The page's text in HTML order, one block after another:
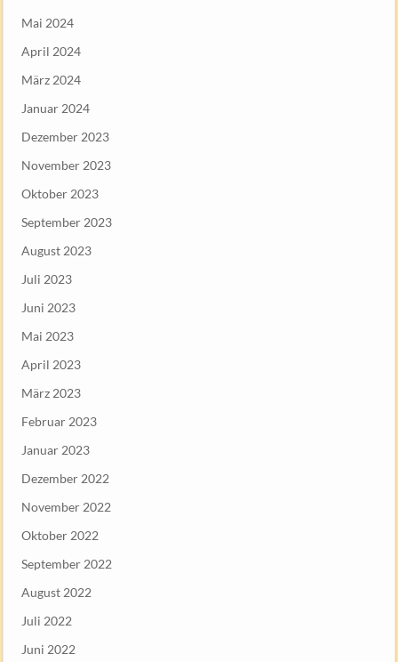
Mai 2024
April 2024
März 2024
Januar 2024
Dezember 2023
November 2023
Oktober 2023
September 2023
August 2023
Juli 2023
Juni 2023
Mai 2023
April 2023
März 2023
Februar 2023
Januar 2023
Dezember 2022
November 2022
Oktober 2022
September 2022
August 2022
Juli 2022
Juni 2022